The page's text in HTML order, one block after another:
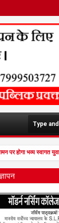
भव्य स्वागत युवा